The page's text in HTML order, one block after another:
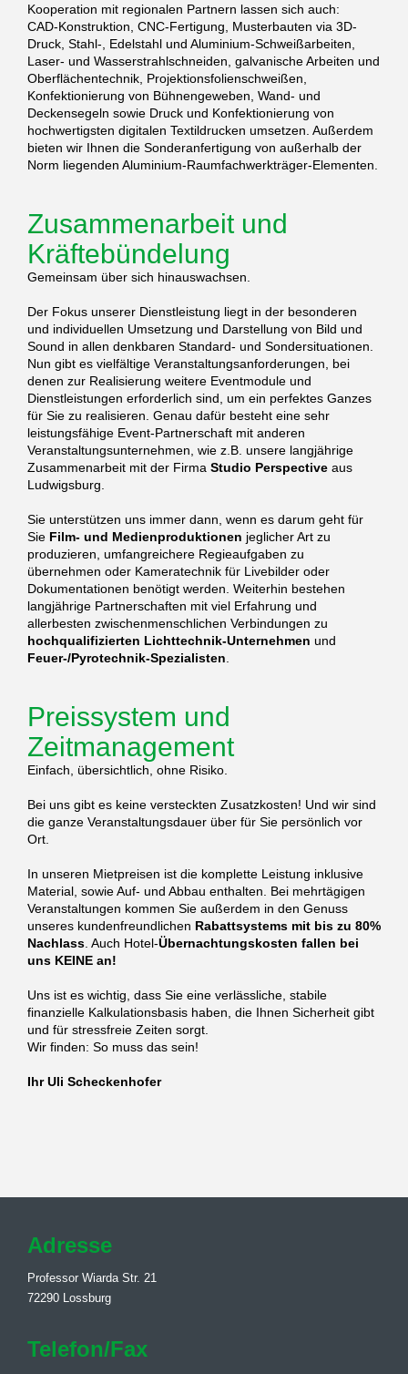
Kooperation mit regionalen Partnern lassen sich auch:
CAD-Konstruktion, CNC-Fertigung, Musterbauten via 3D-
Druck, Stahl-, Edelstahl und Aluminium-Schweißarbeiten,
Laser- und Wasserstrahlschneiden, galvanische Arbeiten und
Oberflächentechnik, Projektionsfolienschweißen,
Konfektionierung von Bühnengeweben, Wand- und
Deckensegeln sowie Druck und Konfektionierung von
hochwertigsten digitalen Textildrucken umsetzen. Außerdem
bieten wir Ihnen die Sonderanfertigung von außerhalb der
Norm liegenden Aluminium-Raumfachwerkträger-Elementen.
Zusammenarbeit und
Kräftebündelung
Gemeinsam über sich hinauswachsen.
Der Fokus unserer Dienstleistung liegt in der besonderen
und individuellen Umsetzung und Darstellung von Bild und
Sound in allen denkbaren Standard- und Sondersituationen.
Nun gibt es vielfältige Veranstaltungsanforderungen, bei
denen zur Realisierung weitere Eventmodule und
Dienstleistungen erforderlich sind, um ein perfektes Ganzes
für Sie zu realisieren. Genau dafür besteht eine sehr
leistungsfähige Event-Partnerschaft mit anderen
Veranstaltungsunternehmen, wie z.B. unsere langjährige
Zusammenarbeit mit der Firma Studio Perspective aus
Ludwigsburg.
Sie unterstützen uns immer dann, wenn es darum geht für
Sie Film- und Medienproduktionen jeglicher Art zu
produzieren, umfangreichere Regieaufgaben zu
übernehmen oder Kameratechnik für Livebilder oder
Dokumentationen benötigt werden. Weiterhin bestehen
langjährige Partnerschaften mit viel Erfahrung und
allerbesten zwischenmenschlichen Verbindungen zu
hochqualifizierten Lichttechnik-Unternehmen und
Feuer-/Pyrotechnik-Spezialisten
Preissystem und
Zeitmanagement
Einfach, übersichtlich, ohne Risiko.
Bei uns gibt es keine versteckten Zusatzkosten! Und wir sind
die ganze Veranstaltungsdauer über für Sie persönlich vor
Ort.
In unseren Mietpreisen ist die komplette Leistung inklusive
Material, sowie Auf- und Abbau enthalten. Bei mehrtägigen
Veranstaltungen kommen Sie außerdem in den Genuss
unseres kundenfreundlichen Rabattsystems mit bis zu 80%
Nachlass . Auch Hotel-Übernachtungskosten fallen bei
uns KEINE an!
Uns ist es wichtig, dass Sie eine verlässliche, stabile
finanzielle Kalkulationsbasis haben, die Ihnen Sicherheit gibt
und für stressfreie Zeiten sorgt.
Wir finden: So muss das sein!
Ihr Uli Scheckenhofer
Adresse
Professor Wiarda Str. 21
72290 Lossburg
Telefon/Fax